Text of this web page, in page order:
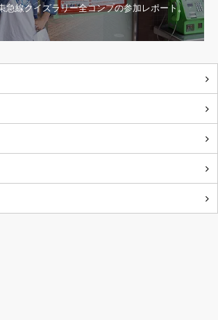
急線クイズラリー全コンプの参加レポート。